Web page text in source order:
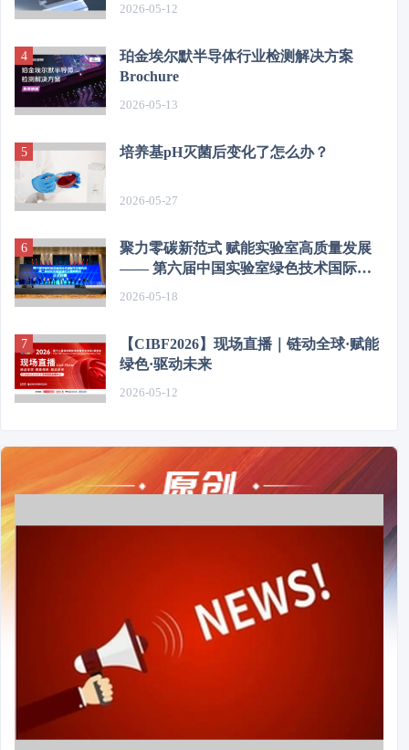
2026-05-12
珀金埃尔默半导体行业检测解决方案
Brochure
2026-05-13
培养基pH灭菌后变化了怎么办？
2026-05-27
聚力零碳新范式 赋能实验室高质量发展
—— 第六届中国实验室绿色技术国际学
2026-05-18
【CIBF2026】现场直播｜链动全球·赋能
绿色·驱动未来
2026-05-12